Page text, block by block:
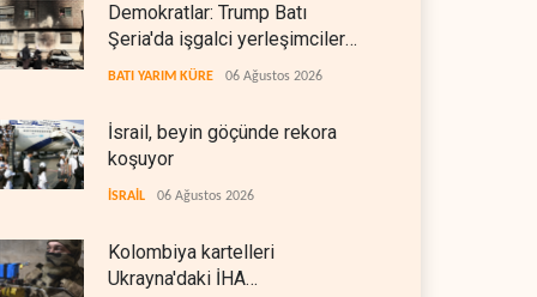
Demokratlar: Trump Batı
Şeria'da işgalci yerleşimcilere
cezasızlık sağladı
BATI YARIM KÜRE 06 Ağustos 2026
İsrail, beyin göçünde rekora
koşuyor
İSRAİL 06 Ağustos 2026
Kolombiya kartelleri
Ukrayna'daki İHA